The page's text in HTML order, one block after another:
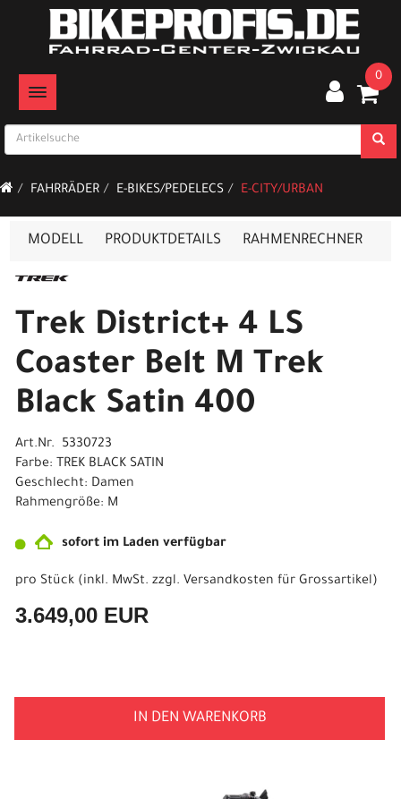
TOGGLE NAVIGATION
0
FAHRRÄDER E-BIKES/PEDELECS E-CITY/URBAN
MODELL PRODUKTDETAILS RAHMENRECHNER
Trek District+ 4 LS
Coaster Belt M Trek
Black Satin 400
Art.Nr. 5330723
Farbe: TREK BLACK SATIN
Geschlecht: Damen
Rahmengröße: M
sofort im Laden verfügbar
pro Stück (inkl. MwSt. zzgl. Versandkosten für Grossartikel)
3.649,00 EUR
IN DEN WARENKORB